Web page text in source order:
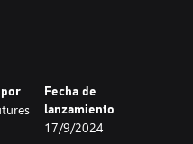
por
Fecha de
lanzamiento
17/9/2024